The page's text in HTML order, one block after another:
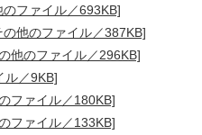
ファイル／693KB]
他のファイル／387KB]
他のファイル／296KB]
ル／9KB]
ファイル／180KB]
ファイル／133KB]